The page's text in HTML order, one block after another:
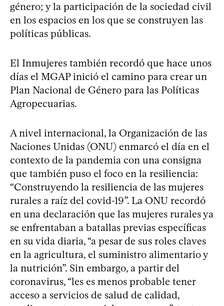
género; y la participación de la sociedad civil
en los espacios en los que se construyen las
políticas públicas.
El Inmujeres también recordó que hace unos
días el MGAP inició el camino para crear un
Plan Nacional de Género para las Políticas
Agropecuarias.
A nivel internacional, la Organización de las
Naciones Unidas (ONU) enmarcó el día en el
contexto de la pandemia con una consigna
que también puso el foco en la resiliencia:
“Construyendo la resiliencia de las mujeres
rurales a raíz del covid-19”. La ONU recordó
en una declaración que las mujeres rurales ya
se enfrentaban a batallas previas específicas
en su vida diaria, “a pesar de sus roles claves
en la agricultura, el suministro alimentario y
la nutrición”. Sin embargo, a partir del
coronavirus, “les es menos probable tener
acceso a servicios de salud de calidad,